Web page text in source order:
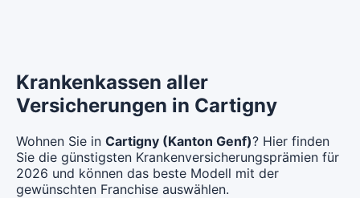
Krankenkassen aller
Versicherungen in Cartigny
Wohnen Sie in Cartigny (Kanton Genf)? Hier finden
Sie die günstigsten Krankenversicherungsprämien für
2026 und können das beste Modell mit der
gewünschten Franchise auswählen.